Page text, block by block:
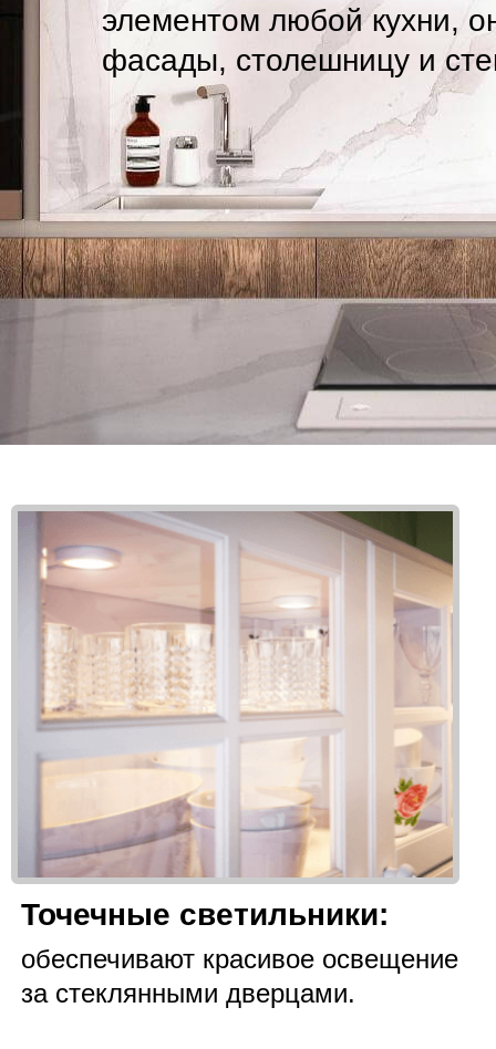
элементом любой кухни,
фасады, столешницу и
Точечные светильники:
обеспечивают красивое освещение
за стеклянными дверцами.